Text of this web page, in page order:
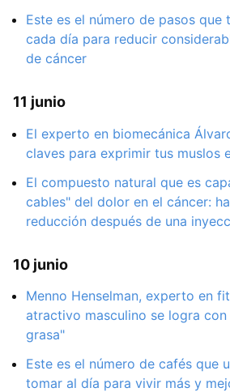
Este es el número de pasos que
cada día para reducir
de cáncer
11 junio
El experto en biomecánica
claves para exprimir tus muslos
El compuesto natural que es
cables" del dolor en el cáncer:
reducción después de una
10 junio
Menno Henselman, experto en
atractivo masculino se logra
grasa"
Este es el número de cafés que
tomar al día para vivir más y